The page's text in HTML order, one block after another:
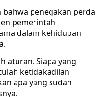
bahwa penegakan perda
pemerintah
dalam kehidupan
aturan. Siapa yang
ketidakadilan
apa yang sudah